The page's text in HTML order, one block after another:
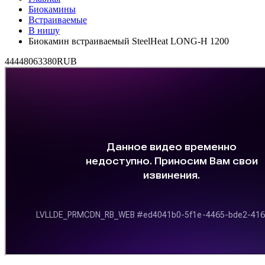
Биокамины
Встраиваемые
В нишу
Биокамин встраиваемый SteelHeat LONG-H 1200
44448063380RUB